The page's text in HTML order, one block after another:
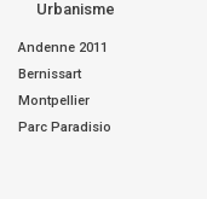
Urbanisme
Andenne 2011
Bernissart
Montpellier
Parc Paradisio